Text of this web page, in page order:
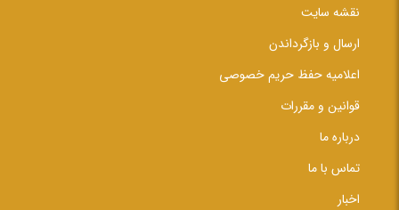
نقشه سایت
ارسال و بازگرداندن
اعلامیه حفظ حریم خصوصی
قوانین و مقررات
درباره ما
تماس با ما
اخبار